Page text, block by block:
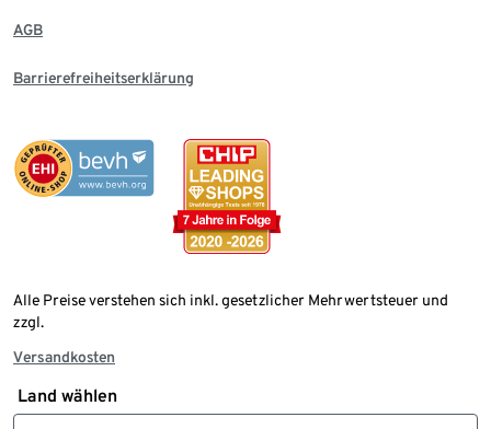
AGB
Barrierefreiheitserklärung
Alle Preise verstehen sich inkl. gesetzlicher Mehrwertsteuer und
zzgl.
Versandkosten
Land wählen